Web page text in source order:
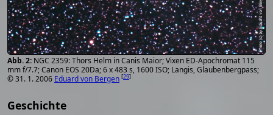
NGC 2359: Thors Helm in Canis Maior; Vixen ED-Apochromat 115
mm f/7.7; Canon EOS 20Da; 6 x 483 s, 1600 ISO; Langis, Glaubenbergpass;
© 31. 1. 2006 Eduard von Bergen [29]
Geschichte